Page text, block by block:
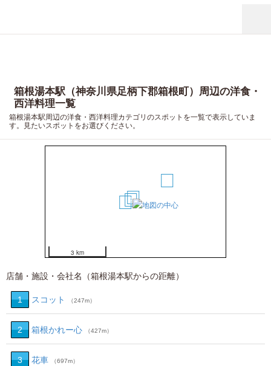
箱根湯本駅（神奈川県足柄下郡箱根町）周辺の洋食・
西洋料理一覧
箱根湯本駅周辺の洋食・西洋料理カテゴリのスポットを一覧で表示していま
す。見たいスポットをお選びください。
1
2
3
3 km
店舗・施設・会社名（箱根湯本駅からの距離）
1 スコット （247m）
2 箱根かれー心 （427m）
3 花車 （697m）